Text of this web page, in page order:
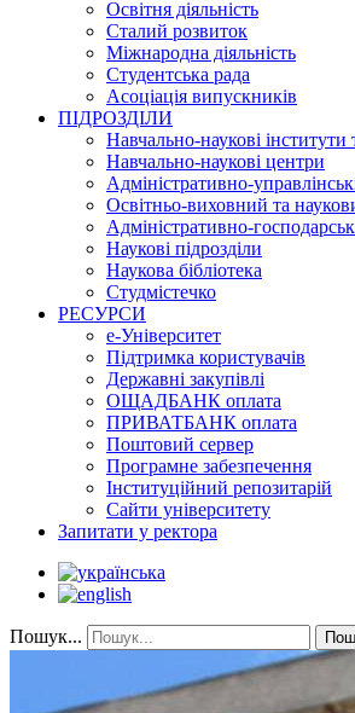
Освітня діяльність
Сталий розвиток
Міжнародна діяльність
Студентська рада
Асоціація випускників
ПІДРОЗДІЛИ
Навчально-наукові інститути
Навчально-наукові центри
Адміністративно-
Освітньо-виховний та
Адміністративно-
Наукові підрозділи
Наукова бібліотека
Студмістечко
РЕСУРСИ
е-Університет
Підтримка користувачів
Державні закупівлі
ОЩАДБАНК оплата
ПРИВАТБАНК оплата
Поштовий сервер
Програмне забезпечення
Інституційний репозитарій
Сайти університету
Запитати у ректора
Пошук...